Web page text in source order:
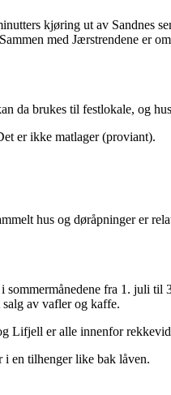
kjøring ut av Sandnes
med Jærstrendene er
da brukes til festlokale, og
er ikke matlager (proviant).
hus og døråpninger er
fra 1. juli
av vafler og kaffe.
Lifjell er alle innenfor
i en tilhenger like bak låven.